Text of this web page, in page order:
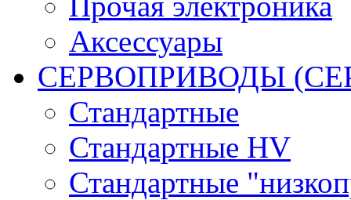
Аксессуары
СЕРВОПРИВОДЫ
Стандартные
Стандартные HV
Стандартные